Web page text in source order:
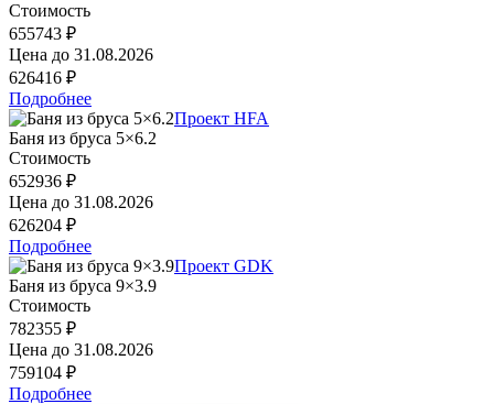
Стоимость
655743 ₽
Цена до 31.08.2026
626416 ₽
Подробнее
Проект HFA
Баня из бруса 5×6.2
Стоимость
652936 ₽
Цена до 31.08.2026
626204 ₽
Подробнее
Проект GDK
Баня из бруса 9×3.9
Стоимость
782355 ₽
Цена до 31.08.2026
759104 ₽
Подробнее